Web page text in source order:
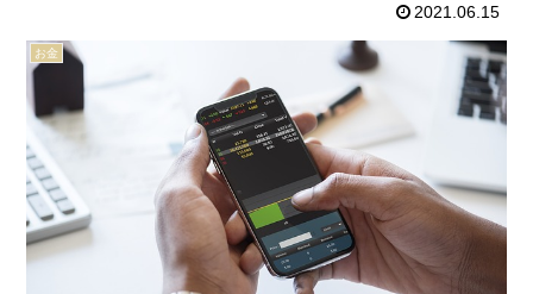
2021.06.15
お金